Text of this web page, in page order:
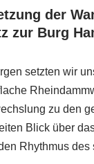
der
zur Burg
setzten wir
zu den
Blick über
Rhythmus des